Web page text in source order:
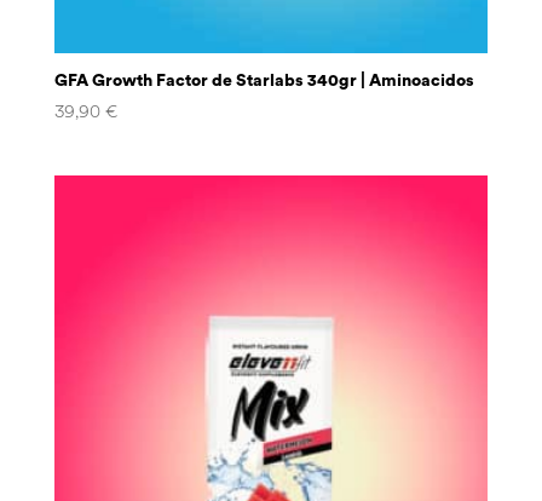
GFA Growth Factor de Starlabs 340gr | Aminoacidos
39,90 €